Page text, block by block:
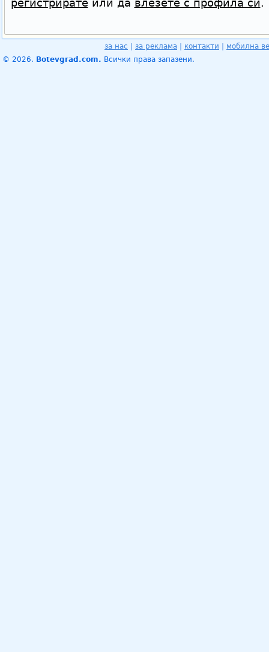
регистриратеили да влезете с профила си.
за нас за реклама контакти
мобилна
© 2026. Botevgrad.com. Всички права запазени.